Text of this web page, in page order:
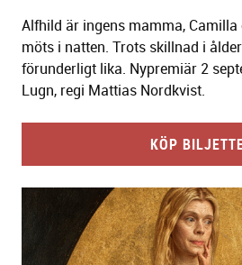
Alfhild är ingens mamma, Camilla
möts i natten. Trots skillnad i
förunderligt lika. Nypremiär 2
Lugn, regi Mattias Nordkvist.
KÖP